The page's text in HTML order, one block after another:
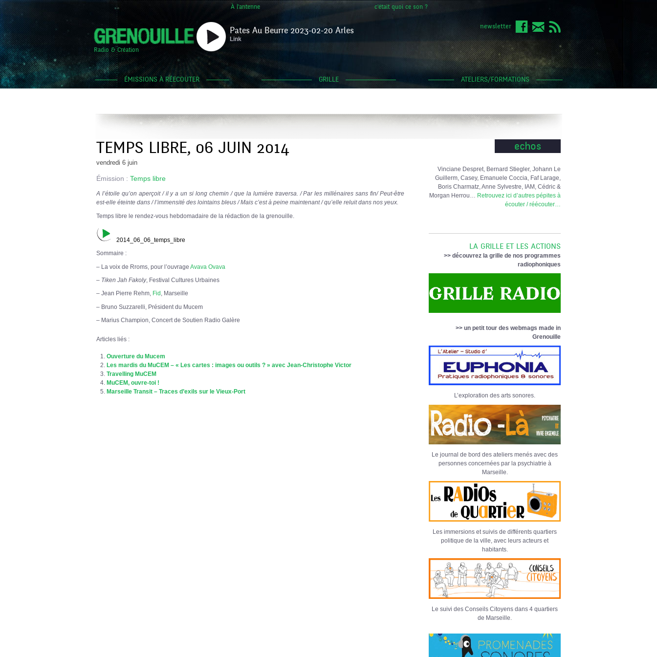
À l'antenne c'était quoi ce son ?
Radio & Création
Pates Au Beurre 2023-02-20 Arles
Link
newsletter
ÉMISSIONS À RÉECOUTER GRILLE ATELIERS/FORMATIONS
TEMPS LIBRE, 06 JUIN 2014
vendredi 6 juin
Émission : Temps libre
A l’étoile qu’on aperçoit / il y a un si long chemin / que la lumière traversa. / Par les millénaires sans fin/ Peut-être
est-elle éteinte dans / l’immensité des lointains bleus / Mais c’est à peine maintenant / qu’elle reluit dans nos yeux.
Temps libre le rendez-vous hebdomadaire de la rédaction de la grenouille.
2014_06_06_temps_libre
Sommaire :
– La voix de Rroms, pour l’ouvrage Avava Ovava
– Tiken Jah Fakoly, Festival Cultures Urbaines
– Jean Pierre Rehm, Fid , Marseille
– Bruno Suzzarelli, Président du Mucem
– Marius Champion, Concert de Soutien Radio Galère
Articles liés :
Ouverture du Mucem
Les mardis du MuCEM – « Les cartes : images ou outils ? » avec Jean-Christophe Victor
Travelling MuCEM
MuCEM, ouvre-toi !
Marseille Transit – Traces d’exils sur le Vieux-Port
echos
Vinciane Despret, Bernard Stiegler, Johann Le
Guillerm, Casey, Emanuele Coccia, Faf Larage,
Boris Charmatz, Anne Sylvestre, IAM, Cédric &
Morgan Herrou… Retrouvez ici d’autres pépites à
écouter / réécouter…
LA GRILLE ET LES ACTIONS
>> découvrez la grille de nos programmes
radiophoniques
>> un petit tour des webmags made in
Grenouille
L’exploration des arts sonores.
Le journal de bord des ateliers menés avec des
personnes concernées par la psychiatrie à
Marseille.
Les immersions et suivis de différents quartiers
politique de la ville, avec leurs acteurs et
habitants.
Le suivi des Conseils Citoyens dans 4 quartiers
de Marseille.